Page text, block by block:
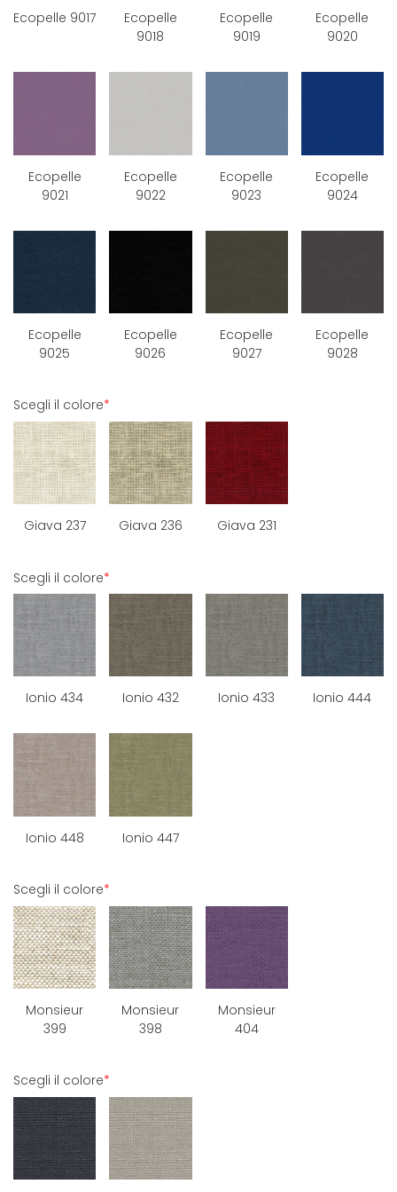
Ecopelle 9017
Ecopelle
9018
Ecopelle
9019
Ecopelle
9020
Ecopelle
9021
Ecopelle
9022
Ecopelle
9023
Ecopelle
9024
Ecopelle
9025
Ecopelle
9026
Ecopelle
9027
Ecopelle
9028
Scegli il colore*
Giava 237 Giava 236 Giava 231
Scegli il colore*
Ionio 434 Ionio 432 Ionio 433 Ionio 444
Ionio 448 Ionio 447
Scegli il colore*
Monsieur
399
Monsieur
398
Monsieur
404
Scegli il colore*